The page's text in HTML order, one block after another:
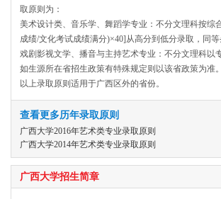
取原则为：
美术设计类、音乐学、舞蹈学专业：不分文理科按
成绩/文化考试成绩满分)×40]从高分到低分录取，同
戏剧影视文学、播音与主持艺术专业：不分文理科
如生源所在省招生政策有特殊规定则以该省政策为准。
以上录取原则适用于广西区外的省份。
查看更多历年录取原则
广西大学2016年艺术类专业录取原则
广西大学2014年艺术类专业录取原则
广西大学招生简章